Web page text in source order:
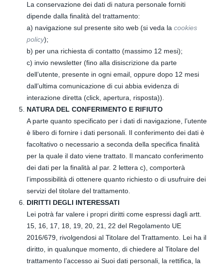
La conservazione dei dati di natura personale forniti
dipende dalla finalità del trattamento:
a) navigazione sul presente sito web (si veda la cookies
policy);
b) per una richiesta di contatto (massimo 12 mesi);
c) invio newsletter (fino alla disiscrizione da parte
dell’utente, presente in ogni email, oppure dopo 12 mesi
dall’ultima comunicazione di cui abbia evidenza di
interazione diretta (click, apertura, risposta)).
NATURA DEL CONFERIMENTO E RIFIUTO
A parte quanto specificato per i dati di navigazione, l’utente
è libero di fornire i dati personali. Il conferimento dei dati è
facoltativo o necessario a seconda della specifica finalità
per la quale il dato viene trattato. Il mancato conferimento
dei dati per la finalità al par. 2 lettera c), comporterà
l’impossibilità di ottenere quanto richiesto o di usufruire dei
servizi del titolare del trattamento.
DIRITTI DEGLI INTERESSATI
Lei potrà far valere i propri diritti come espressi dagli artt.
15, 16, 17, 18, 19, 20, 21, 22 del Regolamento UE
2016/679, rivolgendosi al Titolare del Trattamento. Lei ha il
diritto, in qualunque momento, di chiedere al Titolare del
trattamento l’accesso ai Suoi dati personali, la rettifica, la